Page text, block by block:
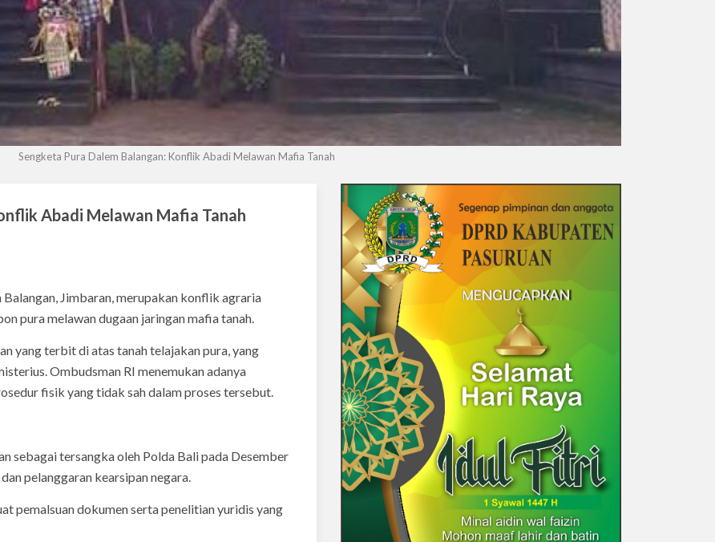
Sengketa Pura Dalem Balangan: Konflik Abadi Melawan Mafia Tanah
Abadi Melawan Mafia Tanah
Balangan, Jimbaran, merupakan konflik agraria
pura melawan dugaan jaringan mafia tanah.
yang terbit di atas tanah telajakan pura, yang
Ombudsman RI menemukan adanya
fisik yang tidak sah dalam proses tersebut.
sebagai tersangka oleh Polda Bali pada Desember
pelanggaran kearsipan negara.
pemalsuan dokumen serta penelitian yuridis yang